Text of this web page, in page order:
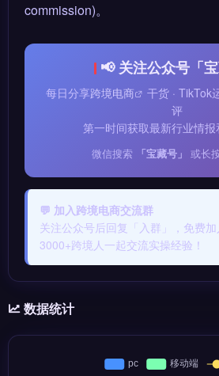
commission)。
📢 关注公众号「宝
每日分享跨境电商
干货 · TikTok
评
第一时间获取最新行业情
微信搜索 「宝藏号」 或长
💬 加入跨境电商交流群
关注公众号后回复「入群」，免费
3000+跨境人一起交流实操经验！
数据统计